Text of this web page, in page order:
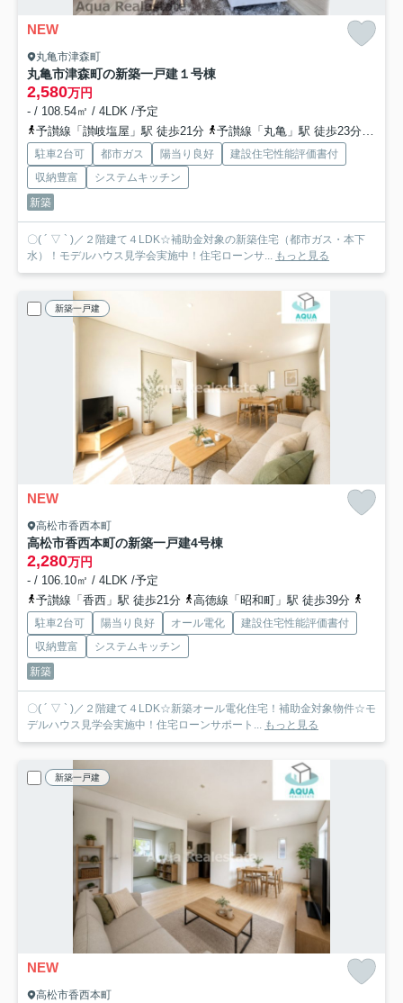
NEW
丸亀市津森町
丸亀市津森町の新築一戸建１号棟
2,580万円
- / 108.54㎡ / 4LDK /予定
予讃線「讃岐塩屋」駅 徒歩21分
予讃線「丸亀」駅 徒歩23分
駐車2台可 都市ガス 陽当り良好
建設住宅性能評価書付
収納豊富
システムキッチン
新築
〇( ´ ▽ ` )／２階建て４LDK☆補助金対象の新築住宅（都市ガス・本下
水）！モデルハウス見学会実施中！住宅ローンサ...
もっと見る
新築一戸建
NEW
高松市香西本町
高松市香西本町の新築一戸建4号棟
2,280万円
- / 106.10㎡ / 4LDK /予定
予讃線「香西」駅 徒歩21分
高徳線「昭和町」駅 徒歩39分
駐車2台可 陽当り良好 オール電化
建設住宅性能評価書付
収納豊富
システムキッチン
新築
〇( ´ ▽ ` )／２階建て４LDK☆新築オール電化住宅！補助金対象物件☆モ
デルハウス見学会実施中！住宅ローンサポート...
もっと見る
新築一戸建
NEW
高松市香西本町